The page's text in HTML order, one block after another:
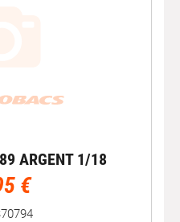
ARGENT 1/18
€